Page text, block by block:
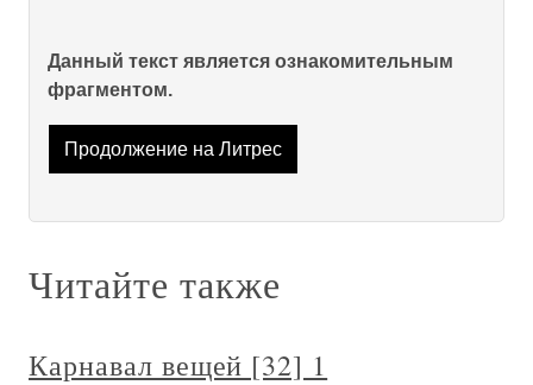
Данный текст является ознакомительным
фрагментом.
Продолжение на Литрес
Читайте также
Карнавал вещей [32] 1